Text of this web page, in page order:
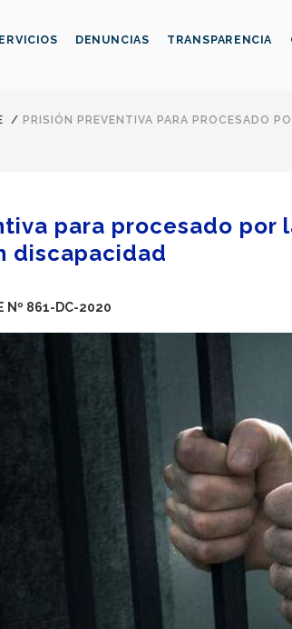
DENUNCIAS TRANSPARENCIA
/ PRISIÓN PREVENTIVA PARA PROCESADO
para procesado por
discapacidad
Nº 861-DC-2020